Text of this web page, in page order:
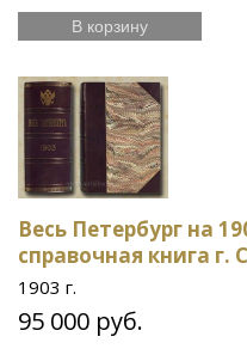
В корзину
Весь Петербург на
справочная книга г.
1903 г.
95 000 руб.